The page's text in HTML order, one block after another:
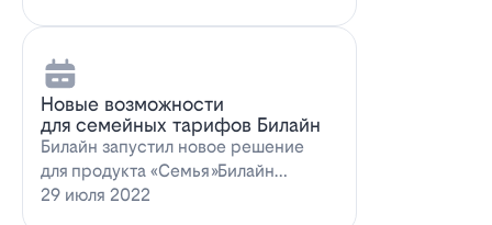
Новые возможности
для семейных тарифов Билайн
Билайн запустил новое решение
для продукта «Семья»Билайн
объявил о запуске новых возможн…
29 июля 2022